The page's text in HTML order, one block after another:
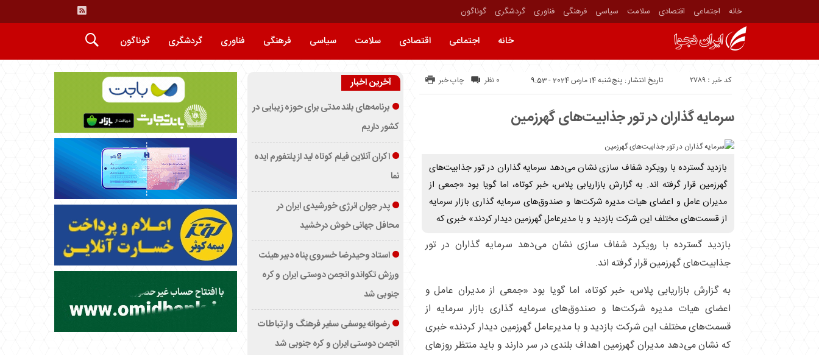
خانه اجتماعی اقتصادی سلامت سیاسی فرهنگی فناوری گردشگری گوناگون
خانه اجتماعی اقتصادی سلامت سیاسی فرهنگی فناوری گردشگری گوناگون
تاریخ انتشار : پنج‌شنبه 14 مارس 2024 - 9:53 کد خبر : 2789 چاپ خبر 0 نظر
سرمایه گذاران در تور جذابیت‌های گهرزمین
بازدید گسترده با رویکرد شفاف سازی نشان می‌دهد سرمایه گذاران در تور جذابیت‌های
گهرزمین قرار گرفته اند. به گزارش بازاریابی پلاس، خبر کوتاه، اما گویا بود «جمعی از
مدیران عامل و اعضای هیات مدیره شرکت‌ها و صندوق‌های سرمایه گذاری بازار سرمایه
از قسمت‌های مختلف این شرکت بازدید و با مدیرعامل گهرزمین دیدار کردند» خبری که
بازدید گسترده با رویکرد شفاف سازی نشان می‌دهد سرمایه گذاران در تور
جذابیت‌های گهرزمین قرار گرفته اند.
به گزارش بازاریابی پلاس، خبر کوتاه، اما گویا بود «جمعی از مدیران عامل و
اعضای هیات مدیره شرکت‌ها و صندوق‌های سرمایه گذاری بازار سرمایه از
قسمت‌های مختلف این شرکت بازدید و با مدیرعامل گهرزمین دیدار کردند» خبری
که نشان می‌دهد مدیران گهرزمین اهداف بلندی در سر دارند و باید منتظر روز‌های
آخرین اخبار
برنامه‌های بلند مدتی برای حوزه زیبایی در
کشور داریم
اکران آنلاین فیلم کوتاه لید از پلتفورم ایده
نما
پدر جوان انرژی خورشیدی ایران در
محافل جهانی خوش درخشید
استاد وحیدرضا خسروی پناه دبیر هیئت
ورزش تکواندو انجمن دوستی ایران و کره
جنوبی شد
رضوانه یوسفی سفیر فرهنگ و ارتباطات
انجمن دوستی ایران و کره جنوبی شد